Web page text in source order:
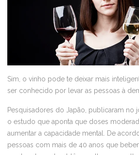
Sim, o vinho pode te deixar mais
ser conhecido por levar as pessoas à
Pesquisadores do Japão, publicaram no
o estudo que aponta que doses
aumentar a capacidade mental. De
pessoas com mais de 40 anos que